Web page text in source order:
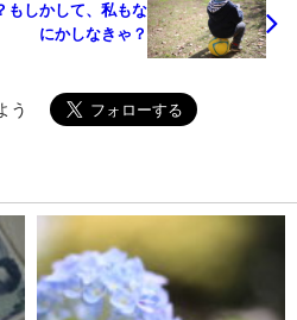
もしかして、私もな
にかしなきゃ？
う